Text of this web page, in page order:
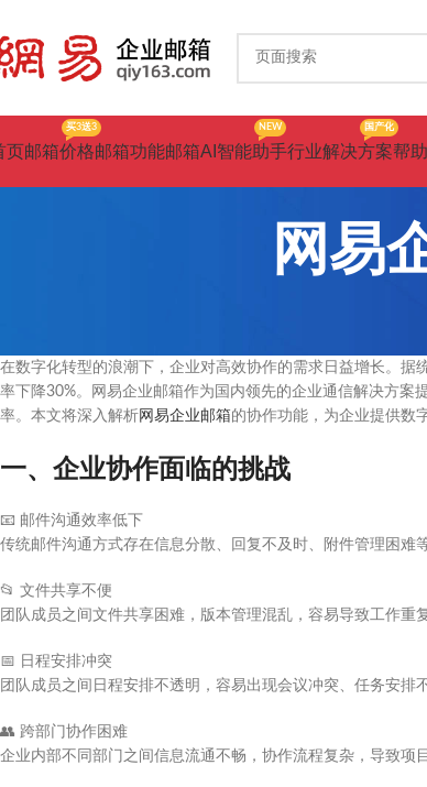
页邮箱价格
买3送3
邮箱功能邮箱AI智能助手
NEW
行业解决方案
国产化
帮
网易
在数字化转型的浪潮下，企业对高效协作的需求日益增长。
率下降30%。网易企业邮箱作为国内领先的企业通信解决方
率。本文将深入解析网易企业邮箱的协作功能，为企业提供数
一、企业协作面临的挑战
📧 邮件沟通效率低下
传统邮件沟通方式存在信息分散、回复不及时、附件管理困难
📂 文件共享不便
团队成员之间文件共享困难，版本管理混乱，容易导致工作重
📅
日程安排冲突
团队成员之间日程安排不透明，容易出现会议冲突、任务安排
👥 跨部门协作困难
企业内部不同部门之间信息流通不畅，协作流程复杂，导致项